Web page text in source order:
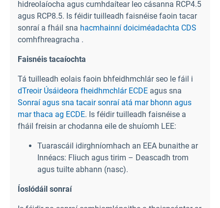
hidreolaíocha agus cumhdaítear leo cásanna RCP4.5
agus RCP8.5. Is féidir tuilleadh faisnéise faoin tacar
sonraí a fháil sna hacmhainní doiciméadachta CDS
comhfhreagracha .
Faisnéis tacaíochta
Tá tuilleadh eolais faoin bhfeidhmchlár seo le fáil i
dTreoir Úsáideora fheidhmchlár ECDE agus sna
Sonraí agus sna tacair sonraí atá mar bhonn agus
mar thaca ag ECDE. Is féidir tuilleadh faisnéise a
fháil freisin ar chodanna eile de shuíomh LEE:
Tuarascáil idirghníomhach an EEA bunaithe ar
Innéacs: Fliuch agus tirim – Deascadh trom
agus tuilte abhann (nasc).
Íoslódáil sonraí